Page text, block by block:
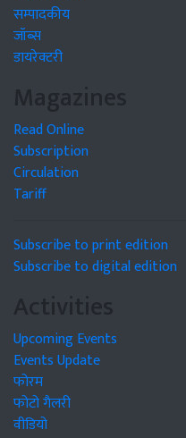
सम्पादकीय
जॉब्स
डायरेक्टरी
Magazines
Read Online
Subscription
Circulation
Tariff
Subscribe to print edition
Subscribe to digital edition
Activities
Upcoming Events
Events Update
फोरम
फोटो गैलरी
वीडियो